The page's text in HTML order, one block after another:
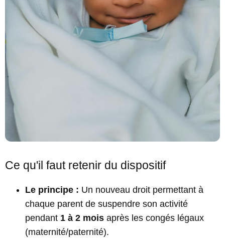
Ce qu'il faut retenir du dispositif
Le principe : Un nouveau droit permettant à
chaque parent de suspendre son activité
pendant 1 à 2 mois après les congés légaux
(maternité/paternité).